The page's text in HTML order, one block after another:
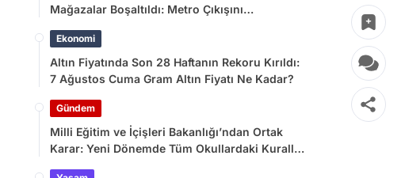
Mağazalar Boşaltıldı: Metro Çıkışını
Ekonomi
Altın Fiyatında Son 28 Haftanın Rekoru Kırıldı:
7 Ağustos Cuma Gram Altın Fiyatı Ne Kadar?
Gündem
Milli Eğitim ve İçişleri Bakanlığı’ndan Ortak
Karar: Yeni Dönemde Tüm Okullardaki Kurallar